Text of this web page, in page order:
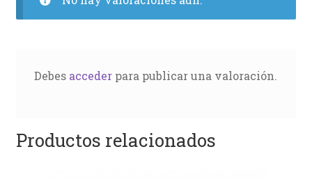
Debes accederpara publicar una valoración.
Productos relacionados